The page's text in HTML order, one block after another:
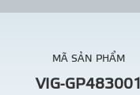
MÃ SẢN PHẨM
VIG-GP483001